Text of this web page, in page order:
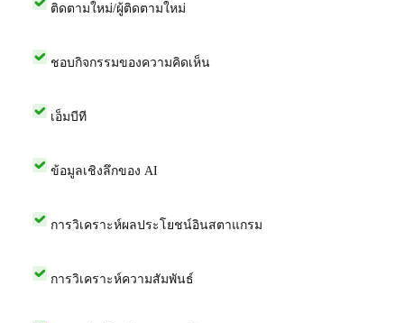
ติดตามใหม่/ผู้ติดตามใหม่
ชอบกิจกรรมของความคิดเห็น
เอ็มบีที
ข้อมูลเชิงลึกของ AI
การวิเคราะห์ผลประโยชน์อินสตาแกรม
การวิเคราะห์ความสัมพันธ์